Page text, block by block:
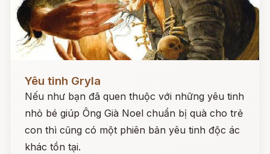
Yêu tinh Gryla
Nếu như bạn đã quen thuộc với những yêu tinh
nhỏ bé giúp Ông Già Noel chuẩn bị quà cho trẻ
con thì cũng có một phiên bản yêu tinh độc ác
khác tồn tại.